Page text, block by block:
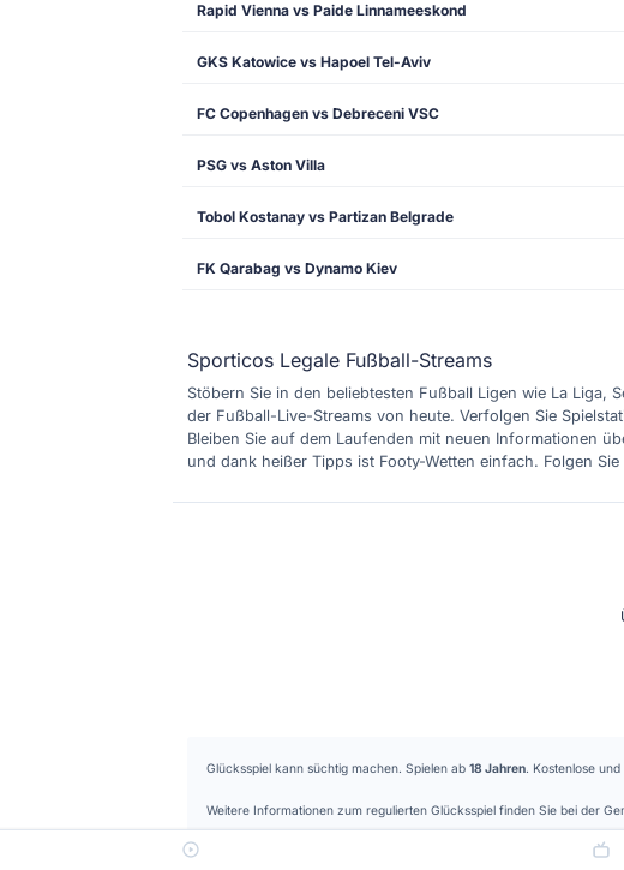
Rapid Vienna vs Paide Linnameeskond
GKS Katowice vs Hapoel Tel-Aviv
FC Copenhagen vs Debreceni VSC
PSG vs Aston Villa
Tobol Kostanay vs Partizan Belgrade
FK Qarabag vs Dynamo Kiev
Sporticos Legale Fußball-Streams
Stöbern Sie in den beliebtesten Fußball Ligen wie La Liga,
der Fußball-Live-Streams von heute. Verfolgen Sie
Bleiben Sie auf dem Laufenden mit neuen Informationen
und dank heißer Tipps ist Footy-Wetten einfach. Folgen
Glücksspiel kann süchtig machen. Spielen ab 18 Jahren. Kostenlose
Weitere Informationen zum regulierten Glücksspiel finden Sie bei der
Sporticos bewirbt ausschließlich in Deutschland lizenzierte Anbieter.